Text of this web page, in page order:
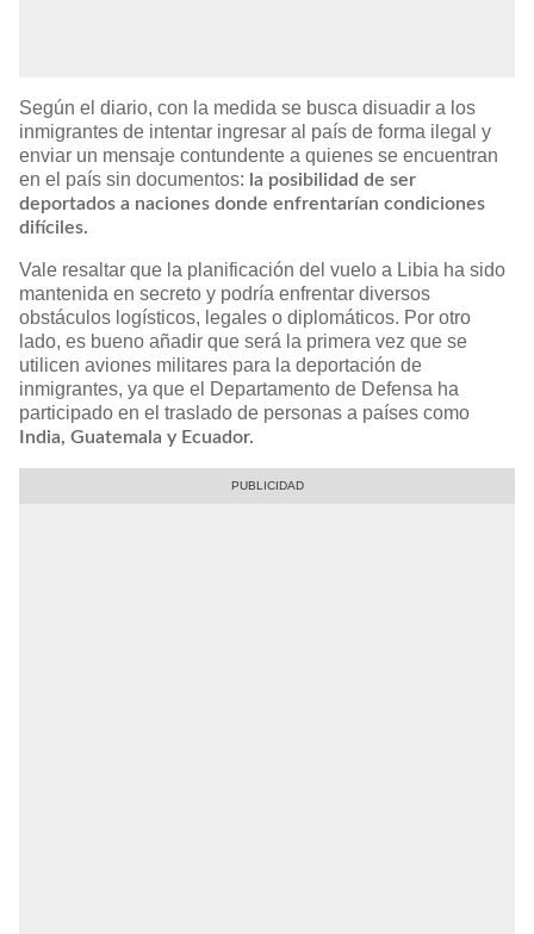
Según el diario, con la medida se busca disuadir a los
inmigrantes de intentar ingresar al país de forma ilegal y
enviar un mensaje contundente a quienes se encuentran
en el país sin documentos: la posibilidad de ser
deportados a naciones donde enfrentarían condiciones
difíciles.
Vale resaltar que la planificación del vuelo a Libia ha sido
mantenida en secreto y podría enfrentar diversos
obstáculos logísticos, legales o diplomáticos. Por otro
lado, es bueno añadir que será la primera vez que se
utilicen aviones militares para la deportación de
inmigrantes, ya que el Departamento de Defensa ha
participado en el traslado de personas a países como
India, Guatemala y Ecuador.